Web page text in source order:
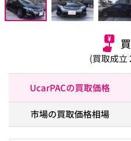
(買取成立
UcarPACの買取価格
市場の買取価格相場